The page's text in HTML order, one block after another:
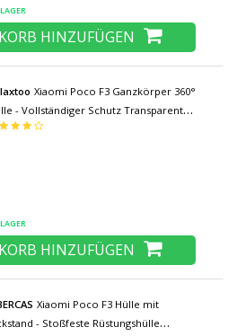
HINZUFÜGEN
Xiaomi Poco F3 Ganzkörper 360°
- Vollständiger Schutz Transparente
Silikonhülle + PET Displayschutzfolie
HINZUFÜGEN
Xiaomi Poco F3 Hülle mit
- Stoßfeste Rüstungshülle